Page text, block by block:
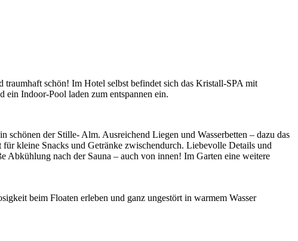
traumhaft schön! Im Hotel selbst befindet sich das Kristall-SPA mit
ein Indoor-Pool laden zum entspannen ein.
der Stille- Alm. Ausreichend Liegen und Wasserbetten – dazu das
kleine Snacks und Getränke zwischendurch. Liebevolle Details und
Abkühlung nach der Sauna – auch von innen! Im Garten eine weitere
beim Floaten erleben und ganz ungestört in warmem Wasser